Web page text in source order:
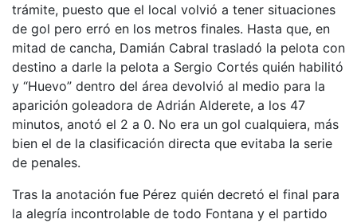
trámite, puesto que el local volvió a tener situaciones
de gol pero erró en los metros finales. Hasta que, en
mitad de cancha, Damián Cabral trasladó la pelota con
destino a darle la pelota a Sergio Cortés quién habilitó
y “Huevo” dentro del área devolvió al medio para la
aparición goleadora de Adrián Alderete, a los 47
minutos, anotó el 2 a 0. No era un gol cualquiera, más
bien el de la clasificación directa que evitaba la serie
de penales.
Tras la anotación fue Pérez quién decretó el final para
la alegría incontrolable de todo Fontana y el partido